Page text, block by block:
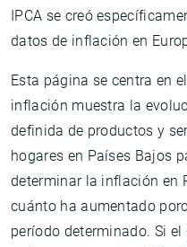
IPCA se creó
datos de inflación en
Esta página se centra en
inflación muestra la
definida de productos y
hogares en Países Bajos
determinar la inflación en
cuánto ha aumentado
período determinado. Si